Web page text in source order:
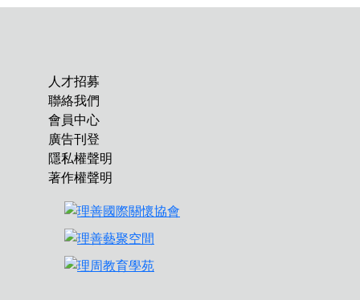
人才招募
聯絡我們
會員中心
廣告刊登
隱私權聲明
著作權聲明